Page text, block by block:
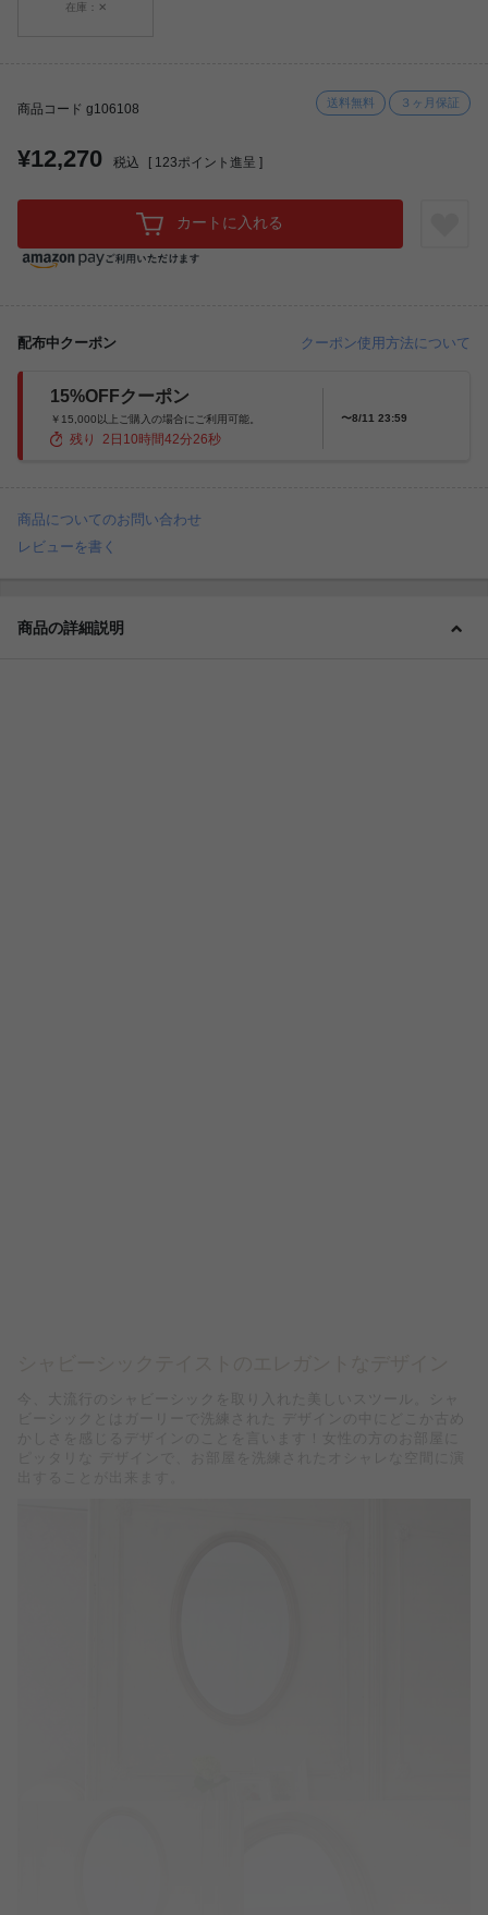
在庫：✕
商品コード g106108 送料無料 ３ヶ月保証
¥12,270 税込 [ 123ポイント進呈 ]
カートに入れる
配布中クーポン クーポン使用方法について
15%OFFクーポン
￥15,000以上ご購入の場合にご利用可能。
残り 2 日 10 時間42分25秒
〜8/11 23:59
商品についてのお問い合わせ
レビューを書く
商品の詳細説明